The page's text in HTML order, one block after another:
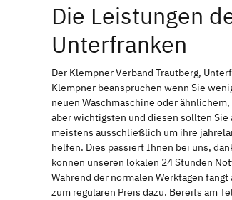
Die Leistungen
Unterfranken
Der Klempner Verband Trautberg,
Klempner beanspruchen wenn Sie
neuen Waschmaschine oder
aber wichtigsten und diesen sollten
meistens ausschließlich um ihre
helfen. Dies passiert Ihnen bei uns,
können unseren lokalen 24 Stunden
Während der normalen Werktagen
zum regulären Preis dazu. Bereits am